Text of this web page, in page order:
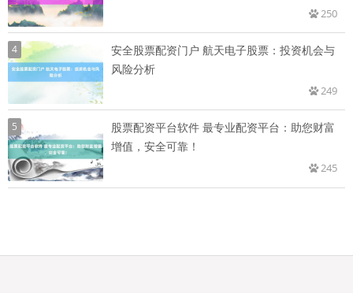
250
4
安全股票配资门户 航天电子股票：投资机会与
风险分析
249
5
股票配资平台软件 最专业配资平台：助您财富
增值，安全可靠！
245